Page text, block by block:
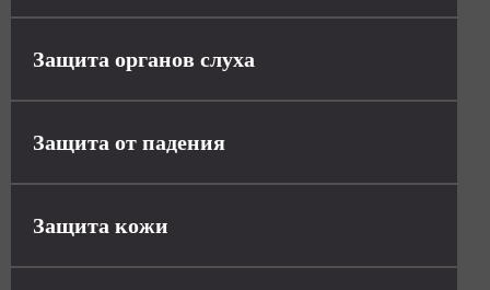
Защита органов слуха
Защита от падения
Защита кожи